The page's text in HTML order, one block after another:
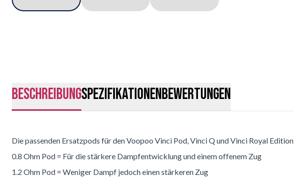
BeschreibungSpezifikationenBewertungen
Die passenden Ersatzpods für den Voopoo Vinci Pod, Vinci Q und Vinci Royal Edition
0.8 Ohm Pod = Für die stärkere Dampfentwicklung und einem offenem Zug
1.2 Ohm Pod = Weniger Dampf jedoch einen stärkeren Zug